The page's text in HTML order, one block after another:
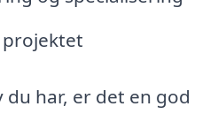
har, er det en god